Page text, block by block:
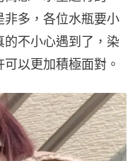
非多，各位水瓶要小
的不小心遇到了，染
以更加積極面對。